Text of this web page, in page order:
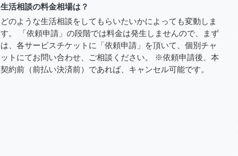
生活相談の料金相場は？
どのような生活相談をしてもらいたいかによっても変動しま
す。 「依頼申請」の段階では料金は発生しませんので、まず
は、各サービスチケットに「依頼申請」を頂いて、個別チャ
ットにてお問い合わせ、ご相談ください。 ※依頼申請後、本
契約前（前払い決済前）であれば、キャンセル可能です。